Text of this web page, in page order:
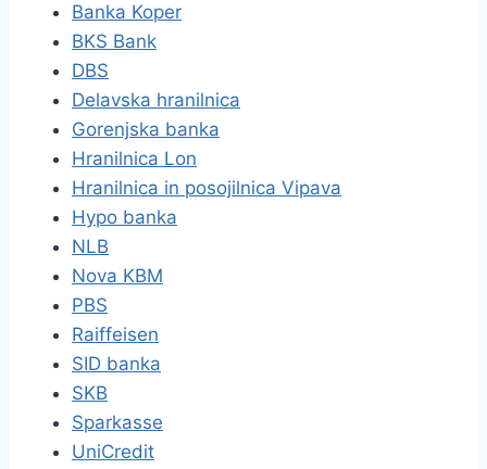
Banka Koper
BKS Bank
DBS
Delavska hranilnica
Gorenjska banka
Hranilnica Lon
Hranilnica in posojilnica Vipava
Hypo banka
NLB
Nova KBM
PBS
Raiffeisen
SID banka
SKB
Sparkasse
UniCredit